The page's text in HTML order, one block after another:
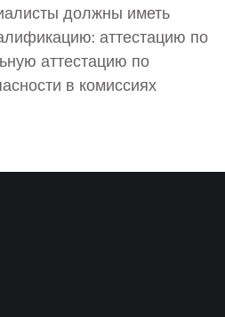
должны иметь
аттестацию по
аттестацию по
в комиссиях